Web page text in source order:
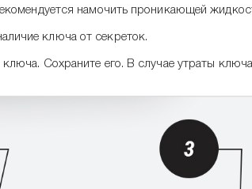
намочить проникающей
ключа от секреток.
Сохраните его. В случае утраты